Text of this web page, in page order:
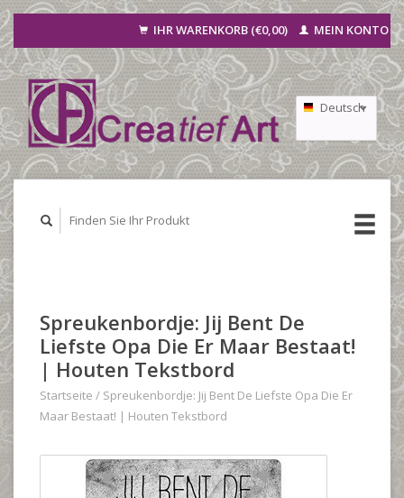
IHR WARENKORB (€0,00) MEIN KONTO
Deutsch
Nederlands
Spreukenbordje: Jij Bent De
Liefste Opa Die Er Maar Bestaat!
| Houten Tekstbord
Startseite / Spreukenbordje: Jij Bent De Liefste Opa Die Er
Maar Bestaat! | Houten Tekstbord